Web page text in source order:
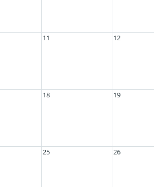
11 12
18 19
25 26